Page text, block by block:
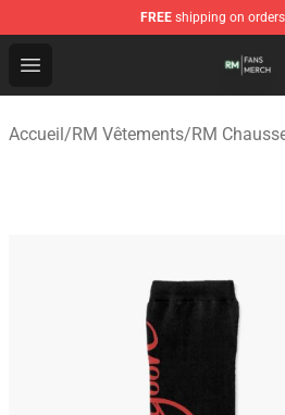
FREE shipping on
Open menu
RM Shop - Official RM
Accueil/RM Vêtements/RM